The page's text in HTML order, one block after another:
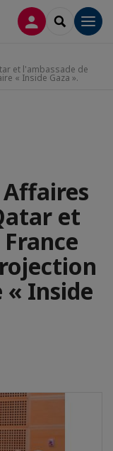
CONNEXION
et l'ambassade de
« Inside Gaza ».
et
Inside